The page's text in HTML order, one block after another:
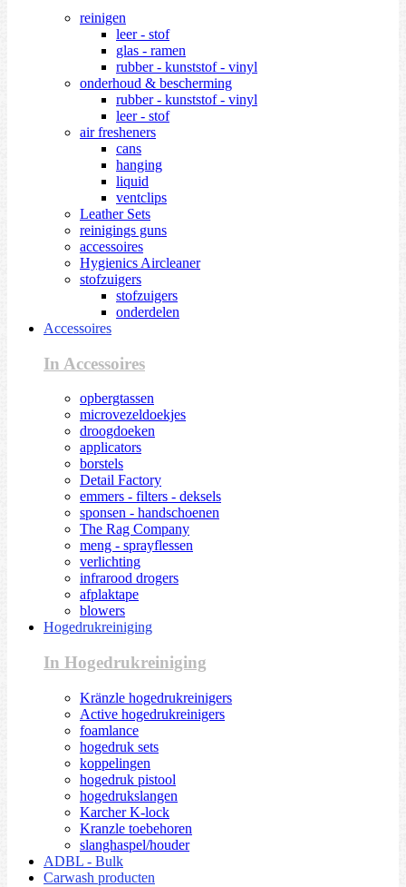
reinigen
leer - stof
glas - ramen
rubber - kunststof - vinyl
onderhoud & bescherming
rubber - kunststof - vinyl
leer - stof
air fresheners
cans
hanging
liquid
ventclips
Leather Sets
reinigings guns
accessoires
Hygienics Aircleaner
stofzuigers
stofzuigers
onderdelen
Accessoires
In Accessoires
opbergtassen
microvezeldoekjes
droogdoeken
applicators
borstels
Detail Factory
emmers - filters - deksels
sponsen - handschoenen
The Rag Company
meng - sprayflessen
verlichting
infrarood drogers
afplaktape
blowers
Hogedrukreiniging
In Hogedrukreiniging
Kränzle hogedrukreinigers
Active hogedrukreinigers
foamlance
hogedruk sets
koppelingen
hogedruk pistool
hogedrukslangen
Karcher K-lock
Kranzle toebehoren
slanghaspel/houder
ADBL - Bulk
Carwash producten